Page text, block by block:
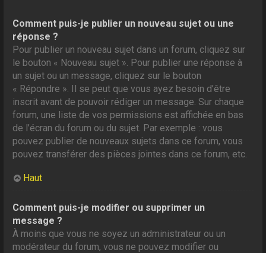
Comment puis-je publier un nouveau sujet ou une
réponse ?
Pour publier un nouveau sujet dans un forum, cliquez sur
le bouton « Nouveau sujet ». Pour publier une réponse à
un sujet ou un message, cliquez sur le bouton
« Répondre ». Il se peut que vous ayez besoin d’être
inscrit avant de pouvoir rédiger un message. Sur chaque
forum, une liste de vos permissions est affichée en bas
de l’écran du forum ou du sujet. Par exemple : vous
pouvez publier de nouveaux sujets dans ce forum, vous
pouvez transférer des pièces jointes dans ce forum, etc.
Haut
Comment puis-je modifier ou supprimer un
message ?
À moins que vous ne soyez un administrateur ou un
modérateur du forum, vous ne pouvez modifier ou